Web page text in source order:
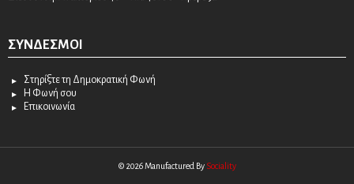
ΣΎΝΔΕΣΜΟΙ
Στηρίξτε τη Δημοκρατική Φωνή
Η Φωνή σου
Επικοινωνία
© 2026 Manufactured By Sociality